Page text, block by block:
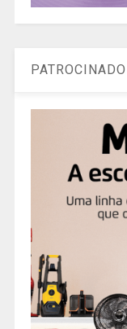
PATROCINADO